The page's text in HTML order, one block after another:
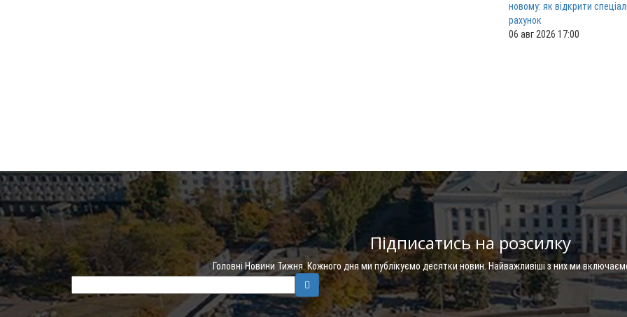
новому: як відкрити
рахунок
06 авг 2026 17:00
Підписатись на розсилку
Головні Новини Тижня. Кожного дня ми публікуємо десятки новин. Найважливіші з них ми